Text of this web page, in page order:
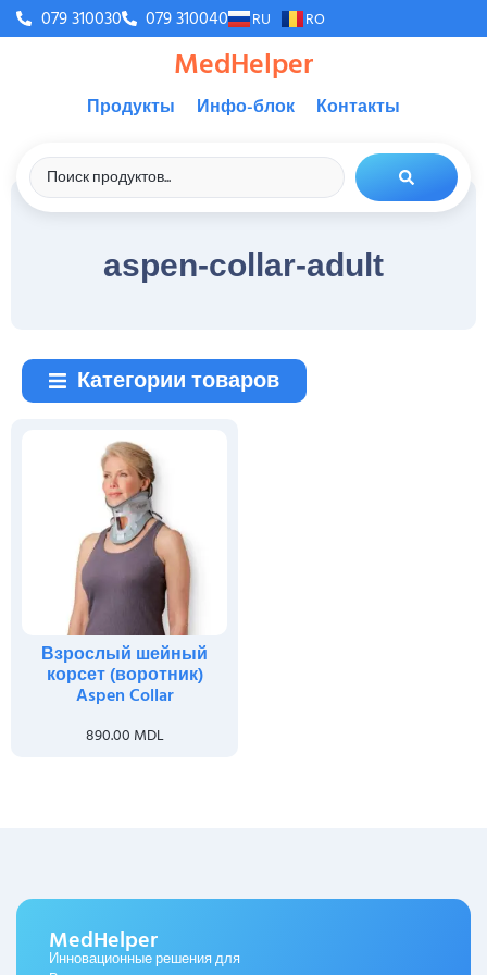
079 310030 079 310040 RU RO
MedHelper
Продукты Инфо-блок Контакты
aspen-collar-adult
Категории товаров
Взрослый шейный
корсет (воротник)
Aspen Collar
890.00 MDL
MedHelper
Инновационные решения для